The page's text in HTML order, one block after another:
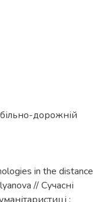
дорожній
in the distance
// Сучасні